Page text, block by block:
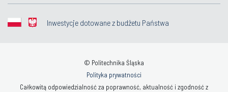
Inwestycje dotowane z budżetu Państwa
© Politechnika Śląska
Polityka prywatności
Całkowitą odpowiedzialność za poprawność, aktualność i zgodność z